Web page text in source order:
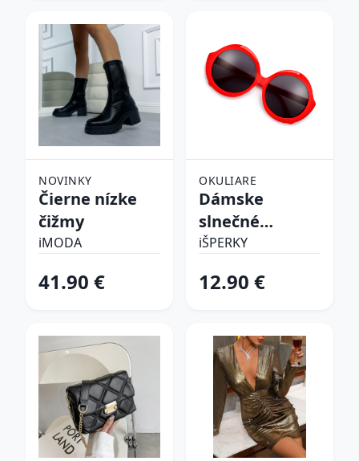
NOVINKY
Čierne nízke
čižmy
iMODA
41.90 €
OKULIARE
Dámske
slnečné
okuliare
iŠPERKY
12.90 €